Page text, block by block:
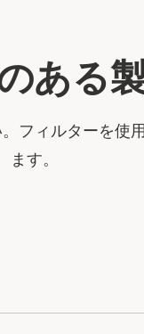
ある
フィルターを使
ます。